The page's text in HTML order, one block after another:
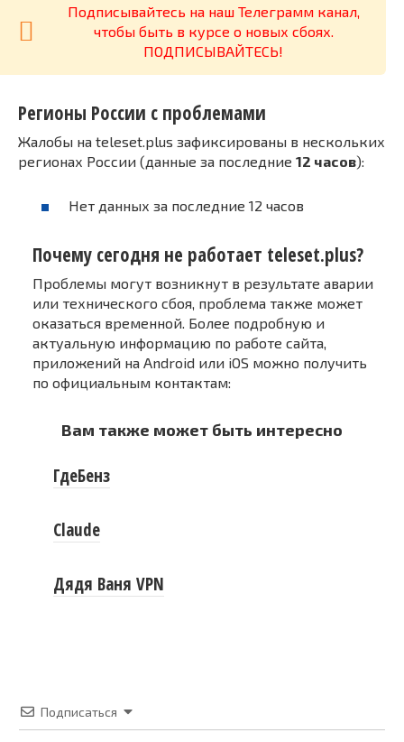
Подписывайтесь на наш Телеграмм канал,
чтобы быть в курсе о новых сбоях.
ПОДПИСЫВАЙТЕСЬ!
Регионы России с проблемами
Жалобы на teleset.plus зафиксированы в нескольких
регионах России (данные за последние 12 часов):
Нет данных за последние 12 часов
Почему сегодня не работает teleset.plus?
Проблемы могут возникнут в результате аварии
или технического сбоя, проблема также может
оказаться временной. Более подробную и
актуальную информацию по работе сайта,
приложений на Android или iOS можно получить
по официальным контактам:
Вам также может быть интересно
ГдеБенз
Claude
Дядя Ваня VPN
Подписаться